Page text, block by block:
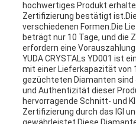
hochwertiges Produkt
Zertifizierung bestätigt
verschiedenen Formen.Die
beträgt nur 10 Tage, und die
erfordern eine Vorauszahlung
YUDA CRYSTALs YD001 ist
mit einer Lieferkapazität von
gezüchteten Diamanten sind
und Authentizität dieser
hervorragende Schnitt- und
Zertifizierung durch das IGI